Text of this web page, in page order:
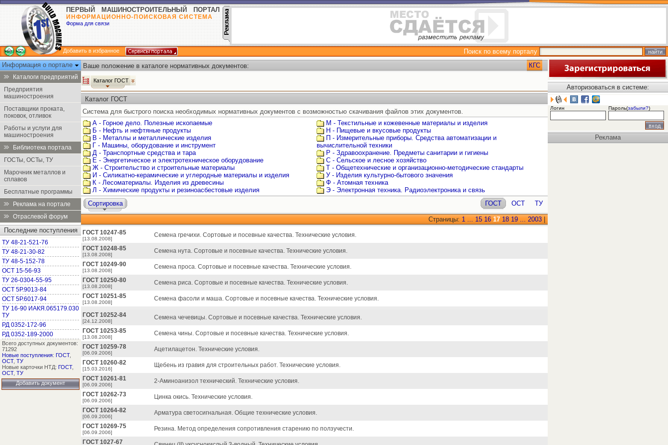
ПЕРВЫЙ МАШИНОСТРОИТЕЛЬНЫЙ ПОРТАЛ
ИНФОРМАЦИОННО-ПОИСКОВАЯ СИСТЕМА
Форма для связи
Добавить в избранное
Поиск по всему порталу
Информация о портале
Каталоги предприятий
Предприятия
машиностроения
Поставщики проката,
поковок, отливок
Работы и услуги для
машиностроения
Библиотека портала
ГОСТы, ОСТы, ТУ
Марочник металлов и
сплавов
Бесплатные программы
Реклама на портале
Отраслевой форум
Последние поступления
ТУ 48-21-521-76
ТУ 48-21-30-82
ТУ 48-5-152-78
ОСТ 15-56-93
ТУ 26-0304-55-95
ОСТ 5Р.9013-84
ОСТ 5Р.6017-94
ТУ 16-90 ИАКЯ.065179.030
ТУ
РД 0352-172-96
РД 0352-189-2000
Всего доступных документов:
71292
Новые поступления: ГОСТ,
ОСТ, ТУ
Новые карточки НТД: ГОСТ,
ОСТ, ТУ
Добавить документ
Ваше положение в каталоге нормативных документов: КГС
Каталог ГОСТ
Каталог ГОСТ
Система для быстрого поиска необходимых нормативных документов с возможностью скачивания файлов этих документов.
А - Горное дело. Полезные ископаемые
Б - Нефть и нефтяные продукты
В - Металлы и металлические изделия
Г - Машины, оборудование и инструмент
Д - Транспортные средства и тара
Е - Энергетическое и электротехническое оборудование
Ж - Строительство и строительные материалы
И - Силикатно-керамические и углеродные материалы и изделия
К - Лесоматериалы. Изделия из древесины
Л - Химические продукты и резиноасбестовые изделия
М - Текстильные и кожевенные материалы и изделия
Н - Пищевые и вкусовые продукты
П - Измерительные приборы. Средства автоматизации и
вычислительной техники
Р - Здравоохранение. Предметы санитарии и гигиены
С - Сельское и лесное хозяйство
Т - Общетехнические и организационно-методические стандарты
У - Изделия культурно-бытового значения
Ф - Атомная техника
Э - Электронная техника. Радиоэлектроника и связь
Сортировка
ГОСТ ОСТ ТУ
Страницы: 1 ... 15 16 17 18 19 ... 2003
ГОСТ 10247-85
[13.08.2008]
Семена гречихи. Сортовые и посевные качества. Технические условия.
ГОСТ 10248-85
[13.08.2008]
Семена нута. Сортовые и посевные качества. Технические условия.
ГОСТ 10249-90
[13.08.2008]
Семена проса. Сортовые и посевные качества. Технические условия.
ГОСТ 10250-80
[13.08.2008]
Семена риса. Сортовые и посевные качества. Технические условия.
ГОСТ 10251-85
[13.08.2008]
Семена фасоли и маша. Сортовые и посевные качества. Технические условия.
ГОСТ 10252-84
[24.12.2008]
Семена чечевицы. Сортовые и посевные качества. Технические условия.
ГОСТ 10253-85
[13.08.2008]
Семена чины. Сортовые и посевные качества. Технические условия.
ГОСТ 10259-78
[06.09.2006]
Ацетилацетон. Технические условия.
ГОСТ 10260-82
[15.03.2016]
Щебень из гравия для строительных работ. Технические условия.
ГОСТ 10261-81
[06.09.2006]
2-Аминоанизол технический. Технические условия.
ГОСТ 10262-73
[06.09.2006]
Цинка окись. Технические условия.
ГОСТ 10264-82
[06.09.2006]
Арматура светосигнальная. Общие технические условия.
ГОСТ 10269-75
[06.09.2006]
Резина. Метод определения сопротивления старению по ползучести.
ГОСТ 1027-67
Авторизоваться в системе:
Логин Пароль(забыли?)
Реклама